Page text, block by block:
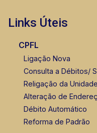
Links Úteis
CPFL
Ligação Nova
Consulta a Débitos/
Religação da Unidade
Alteração de
Débito Automático
Reforma de Padrão